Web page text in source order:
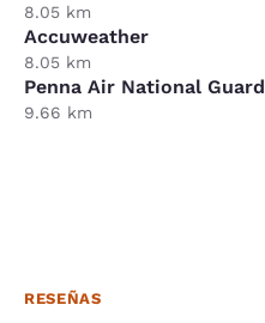
8.05 km
Accuweather
8.05 km
Penna Air National Guard
9.66 km
RESEÑAS